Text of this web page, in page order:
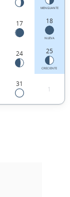
MENGUANTE
17 18
NUEVA
24 25
CRECIENTE
31
1